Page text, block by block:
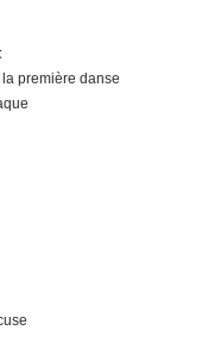
première danse